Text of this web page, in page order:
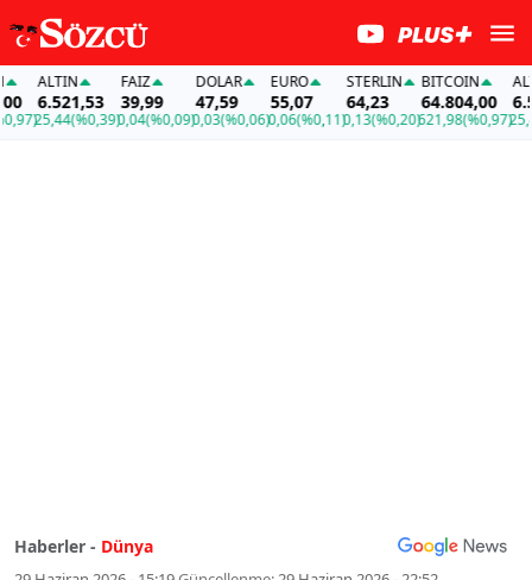
ALTIN
6.521,53
25,44(%0,39)
FAİZ
39,99
0,04(%0,09)
DOLAR
47,59
0,03(%0,06)
EURO
55,07
0,06(%0,11)
STERLIN
64,23
0,13(%0,20)
BITCOIN
64.804,00
621,98(%0,97)25,44
Haberler - Dünya